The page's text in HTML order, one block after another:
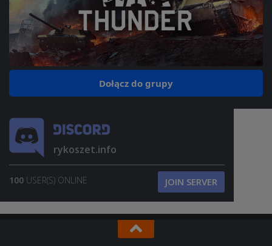
Dołącz do grupy
rykoszet.info
100 USER(S) ONLINE JOIN SERVER